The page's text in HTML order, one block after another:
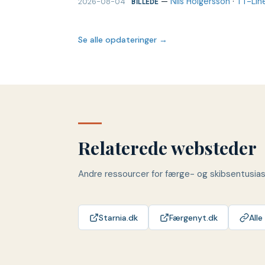
BILLEDE
Se alle opdateringer →
Relaterede websteder
Andre ressourcer for færge- og
Starnia.dk Færgenyt.dk Alle